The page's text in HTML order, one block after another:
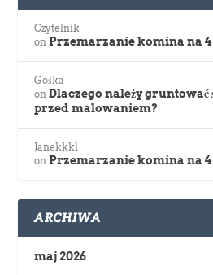
Czytelnik
onPrzemarzanie komina na 4
Gośka
onDlaczego należy gruntować
przed malowaniem?
Janekkkl
onPrzemarzanie komina na 4
ARCHIWA
maj 2026